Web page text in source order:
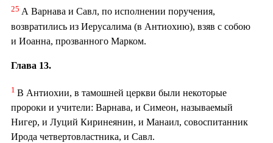
25 А Варнава и Савл, по исполнении поручения,
возвратились из Иерусалима (в Антиохию), взяв с собою
и Иоанна, прозванного Марком.
Глава 13.
1 В Антиохии, в тамошней церкви были некоторые
пророки и учители: Варнава, и Симеон, называемый
Нигер, и Луций Киринеянин, и Манаил, совоспитанник
Ирода четвертовластника, и Савл.